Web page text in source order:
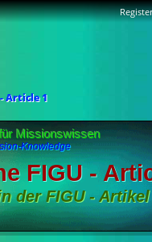
Register
Article 1
Missionswissen
Knowledge
FIGU -
der FIGU - Artikel